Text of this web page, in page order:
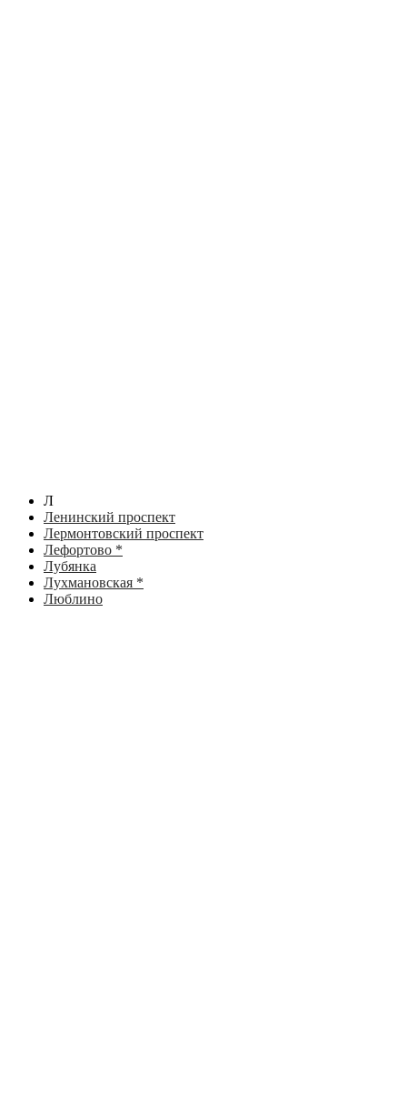
Л
Ленинский проспект
Лермонтовский проспект
Лефортово *
Лубянка
Лухмановская *
Люблино